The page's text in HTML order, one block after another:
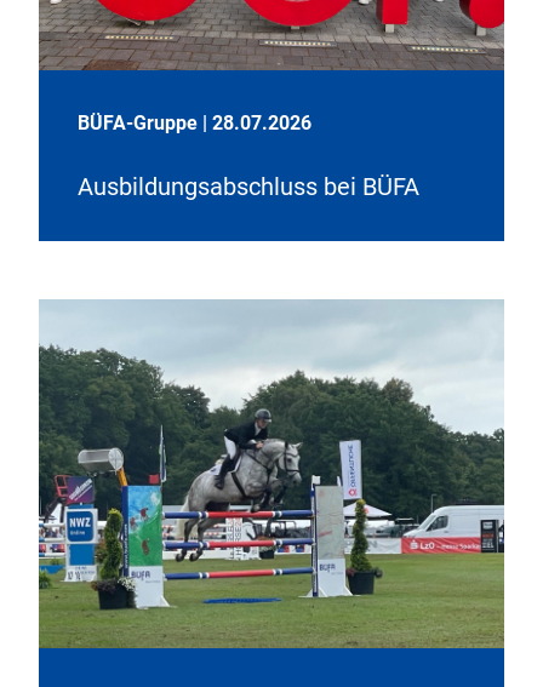
BÜFA-Gruppe | 28.07.2026
Ausbildungsabschluss bei BÜFA